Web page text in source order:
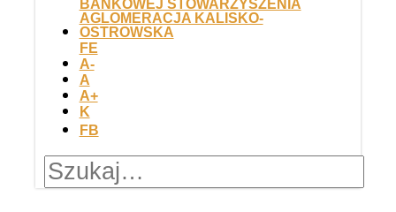
FE
A-
A
A+
K
FB